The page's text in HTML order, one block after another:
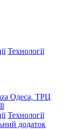
Технології
Одеса, ТРЦ
Технології
додаток